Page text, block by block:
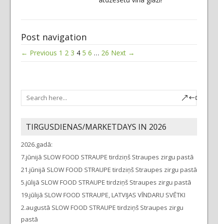
Post navigation
← Previous 1 2 3 4 5 6 … 26 Next →
TIRGUSDIENAS/MARKETDAYS IN 2026
2026.gadā:
7.jūnijā SLOW FOOD STRAUPE tirdziņš Straupes zirgu pastā
21.jūnijā SLOW FOOD STRAUPE tirdziņš Straupes zirgu pastā
5.jūlijā SLOW FOOD STRAUPE tirdziņš Straupes zirgu pastā
19.jūlijā SLOW FOOD STRAUPE, LATVIJAS VĪNDARU SVĒTKI
2.augustā SLOW FOOD STRAUPE tirdziņš Straupes zirgu
pastā